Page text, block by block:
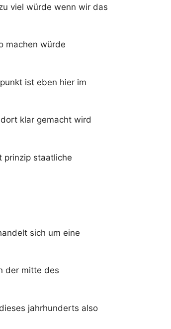
viel würde wenn wir das
machen würde
ist eben hier im
klar gemacht wird
prinzip staatliche
sich um eine
der mitte des
jahrhunderts also